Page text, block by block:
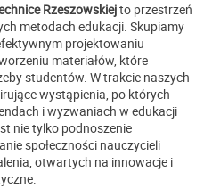
Rzeszowskiejto przestrzeń
metodach edukacji. Skupiamy
projektowaniu
materiałów, które
studentów. W trakcie naszych
wystąpienia, po których
i wyzwaniach w edukacji
nie tylko podnoszenie
społeczności nauczycieli
otwartych na innowacje i